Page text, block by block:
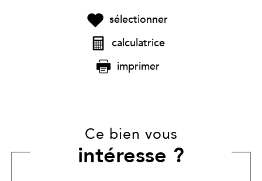
sélectionner
calculatrice
imprimer
Ce bien vous
intéresse ?